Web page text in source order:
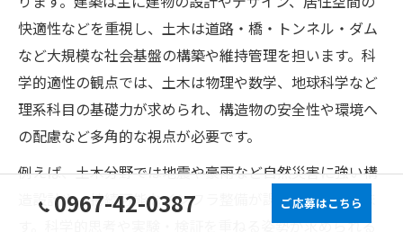
快適性などを重視し、土木は道路・橋・トンネル・ダム
など大規模な社会基盤の構築や維持管理を担います。科
学的適性の観点では、土木は物理や数学、地球科学など
理系科目の基礎力が求められ、構造物の安全性や環境へ
の配慮など多角的な視点が必要です。
例えば、土木分野では地震や豪雨など自然災害に強い構
造設計や、持続可能なインフラ整備が課題となっていま
す。科学的思考や実験・検証を重ねる姿勢が求められる
0967-42-0387 ご応募はこちら